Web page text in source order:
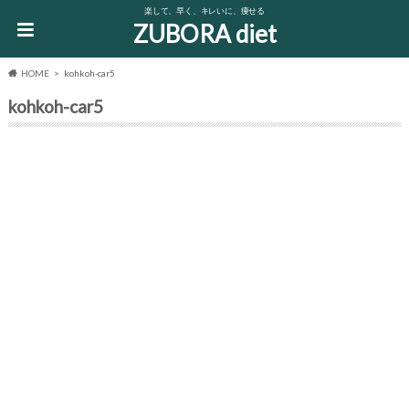
楽して、早く、キレいに、痩せる
ZUBORA diet
HOME kohkoh-car5
kohkoh-car5